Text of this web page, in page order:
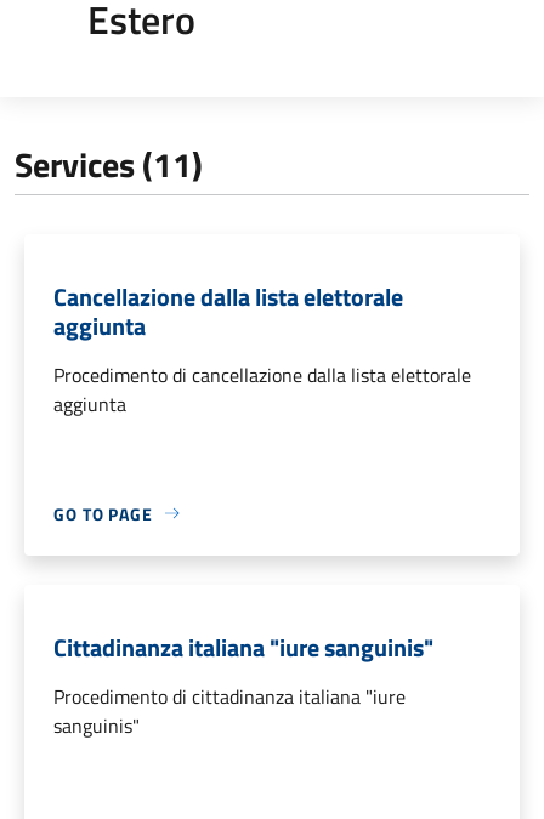
Estero
Services (11)
Cancellazione dalla lista elettorale
aggiunta
Procedimento di cancellazione dalla lista elettorale
aggiunta
GO TO PAGE
Cittadinanza italiana "iure sanguinis"
Procedimento di cittadinanza italiana "iure
sanguinis"